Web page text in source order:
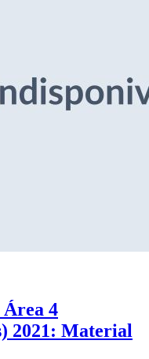
4
2021: Material